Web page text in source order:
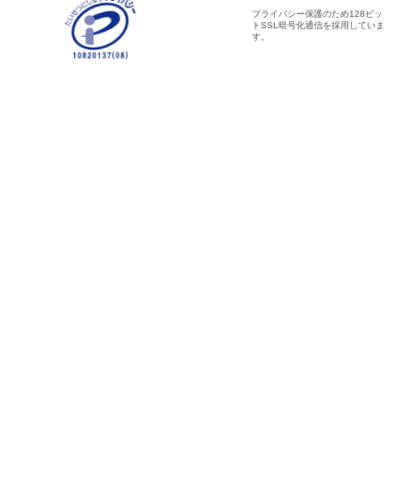
プライバシー保護のため128ビッ
トSSL暗号化通信を採用していま
す。